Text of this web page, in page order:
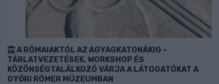
A RÓMAIAKTÓL AZ AGYAGKATONÁKIG –
TÁRLATVEZETÉSEK, WORKSHOP ÉS
KÖZÖNSÉGTALÁLKOZÓ VÁRJA A LÁTOGATÓKAT A
GYŐRI RÓMER MÚZEUMBAN